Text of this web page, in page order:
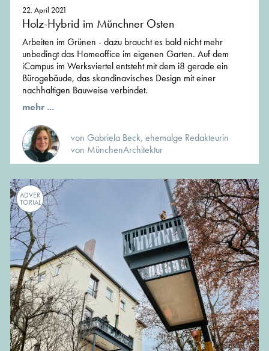
22. April 2021
Holz-Hybrid im Münchner Osten
Arbeiten im Grünen - dazu braucht es bald nicht mehr
unbedingt das Homeoffice im eigenen Garten. Auf dem
iCampus im Werksviertel entsteht mit dem i8 gerade ein
Bürogebäude, das skandinavisches Design mit einer
nachhaltigen Bauweise verbindet.
mehr ...
von Gabriela Beck, ehemalge Redakteurin
von MünchenArchitektur
ADVER
TORIAL